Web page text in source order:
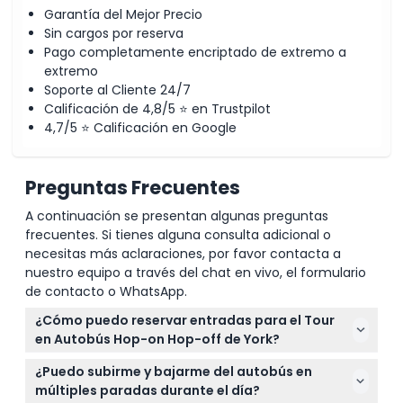
Garantía del Mejor Precio
Sin cargos por reserva
Pago completamente encriptado de extremo a
extremo
Soporte al Cliente 24/7
Calificación de 4,8/5 ⭐ en Trustpilot
4,7/5 ⭐ Calificación en Google
Preguntas Frecuentes
A continuación se presentan algunas preguntas
frecuentes. Si tienes alguna consulta adicional o
necesitas más aclaraciones, por favor contacta a
nuestro equipo a través del chat en vivo, el formulario
de contacto o WhatsApp.
¿Cómo puedo reservar entradas para el Tour
en Autobús Hop-on Hop-off de York?
Puedes reservar tus entradas fácilmente en línea
aquí mismo en nuestro sitio web. Solo selecciona la
¿Puedo subirme y bajarme del autobús en
múltiples paradas durante el día?